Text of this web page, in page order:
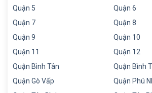
Quận 5
Quận 6
Quận 7
Quận 8
Quận 9
Quận 10
Quận 11
Quận 12
Quận Bình Tân
Quận Bình
Quận Gò Vấp
Quận Phú